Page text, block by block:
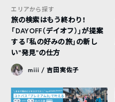
エリアから探す
旅の検索はもう終わり！
「DAYOFF（デイオフ）」が提案
する「私の好みの旅」の新し
い“発見”の仕方
miii / 吉田実佐子